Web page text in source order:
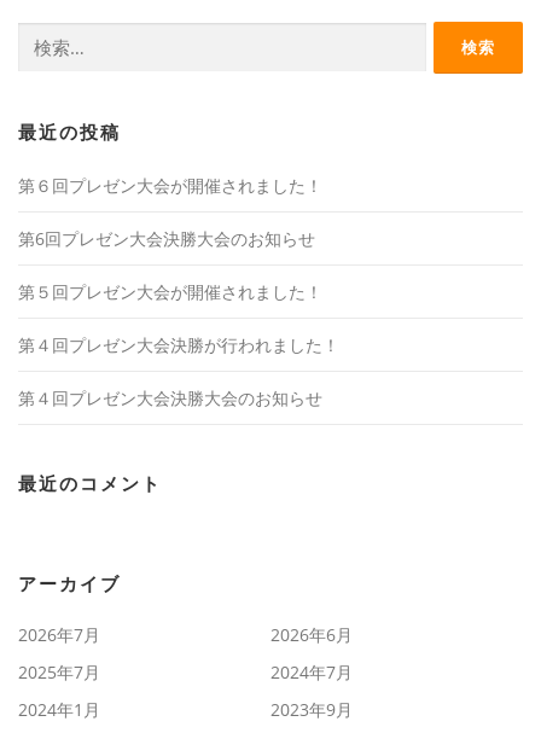
索:
最近の投稿
第６回プレゼン大会が開催されました！
第6回プレゼン大会決勝大会のお知らせ
第５回プレゼン大会が開催されました！
第４回プレゼン大会決勝が行われました！
第４回プレゼン大会決勝大会のお知らせ
最近のコメント
アーカイブ
2026年7月
2026年6月
2025年7月
2024年7月
2024年1月
2023年9月